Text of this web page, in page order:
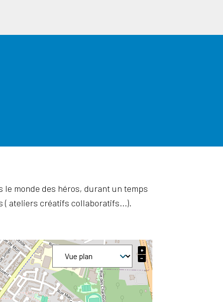
le monde des héros, durant un temps
( ateliers créatifs collaboratifs...).
+
−